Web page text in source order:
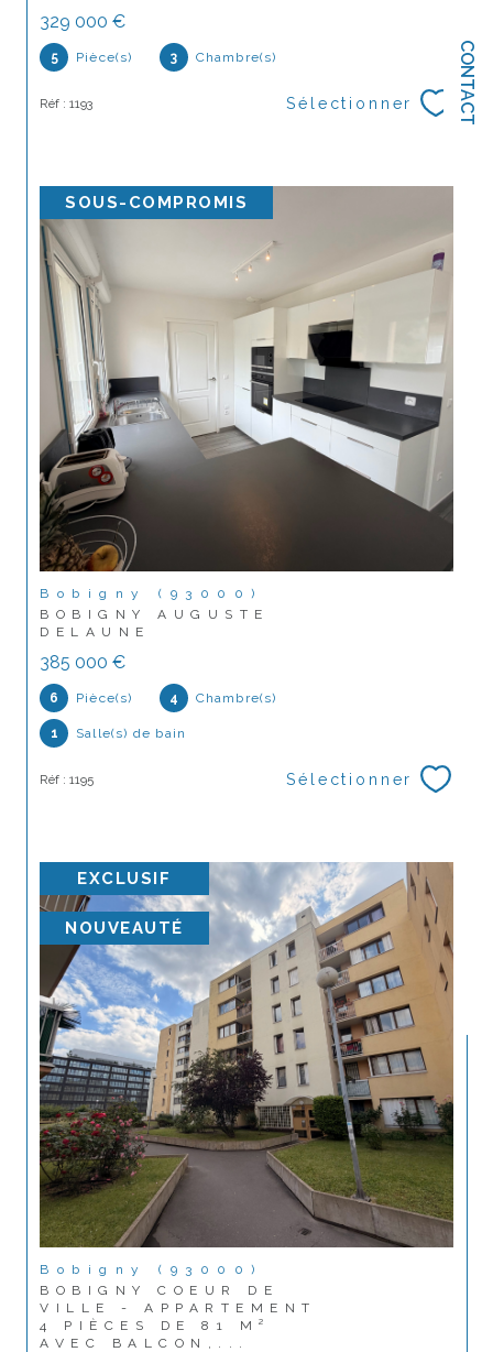
CONTACT
329 000 €
5 Pièce(s) 3 Chambre(s)
Réf : 1193 Sélectionner
SOUS-COMPROMIS
Bobigny (93000)
BOBIGNY AUGUSTE
DELAUNE
385 000 €
6 Pièce(s) 4 Chambre(s)
1 Salle(s) de bain
Réf : 1195 Sélectionner
EXCLUSIF
NOUVEAUTÉ
Bobigny (93000)
BOBIGNY COEUR DE
VILLE - APPARTEMENT
4 PIÈCES DE 81 M²
AVEC BALCON,...